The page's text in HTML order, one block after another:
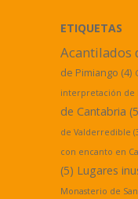
ETIQUETAS
Acantilados
de Pimiango (4)
interpretación de
de Cantabria
de Valderredible
con encanto en
(5) Lugares
Monasterio de